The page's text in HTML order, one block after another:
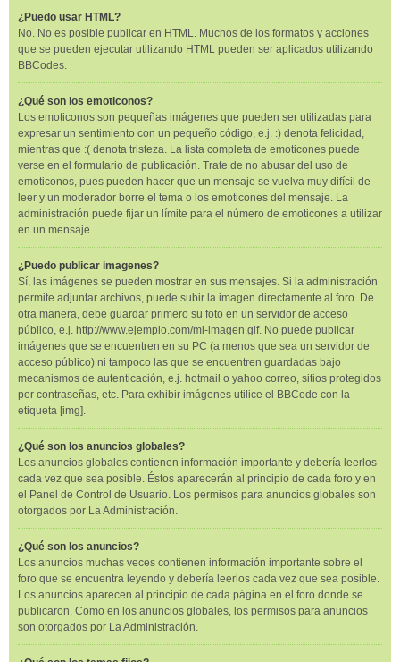
¿Puedo usar HTML?
No. No es posible publicar en HTML. Muchos de los formatos y acciones
que se pueden ejecutar utilizando HTML pueden ser aplicados utilizando
BBCodes.
¿Qué son los emoticonos?
Los emoticonos son pequeñas imágenes que pueden ser utilizadas para
expresar un sentimiento con un pequeño código, e.j. :) denota felicidad,
mientras que :( denota tristeza. La lista completa de emoticones puede
verse en el formulario de publicación. Trate de no abusar del uso de
emoticonos, pues pueden hacer que un mensaje se vuelva muy difícil de
leer y un moderador borre el tema o los emoticones del mensaje. La
administración puede fijar un límite para el número de emoticones a utilizar
en un mensaje.
¿Puedo publicar imagenes?
Sí, las imágenes se pueden mostrar en sus mensajes. Si la administración
permite adjuntar archivos, puede subir la imagen directamente al foro. De
otra manera, debe guardar primero su foto en un servidor de acceso
público, e.j. http://www.ejemplo.com/mi-imagen.gif. No puede publicar
imágenes que se encuentren en su PC (a menos que sea un servidor de
acceso público) ni tampoco las que se encuentren guardadas bajo
mecanismos de autenticación, e.j. hotmail o yahoo correo, sitios protegidos
por contraseñas, etc. Para exhibir imágenes utilice el BBCode con la
etiqueta [img].
¿Qué son los anuncios globales?
Los anuncios globales contienen información importante y debería leerlos
cada vez que sea posible. Éstos aparecerán al principio de cada foro y en
el Panel de Control de Usuario. Los permisos para anuncios globales son
otorgados por La Administración.
¿Qué son los anuncios?
Los anuncios muchas veces contienen información importante sobre el
foro que se encuentra leyendo y debería leerlos cada vez que sea posible.
Los anuncios aparecen al principio de cada página en el foro donde se
publicaron. Como en los anuncios globales, los permisos para anuncios
son otorgados por La Administración.